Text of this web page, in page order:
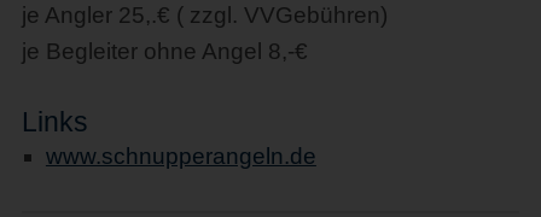
je Angler 25,.€ ( zzgl. VVGebühren)
je Begleiter ohne Angel 8,-€
Links
www.schnupperangeln.de